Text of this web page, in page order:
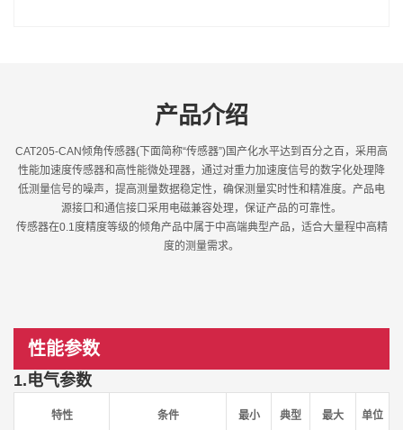
产品介绍
CAT205-CAN倾角传感器(下面简称“传感器”)国产化水平达到百分之百，采用高
性能加速度传感器和高性能微处理器，通过对重力加速度信号的数字化处理降
低测量信号的噪声，提高测量数据稳定性，确保测量实时性和精准度。产品电
源接口和通信接口采用电磁兼容处理，保证产品的可靠性。
传感器在0.1度精度等级的倾角产品中属于中高端典型产品，适合大量程中高精
度的测量需求。
性能参数
1.电气参数
特性 条件 最小 典型 最大 单位